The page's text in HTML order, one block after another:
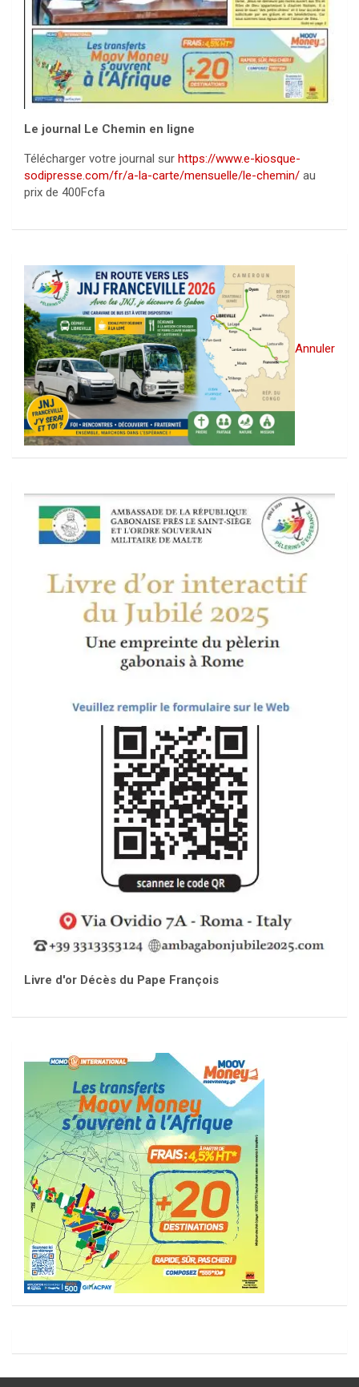
Le journal Le Chemin en ligne
Télécharger votre journal sur https://www.e-kiosque-
sodipresse.com/fr/a-la-carte/mensuelle/le-chemin/ au
prix de 400Fcfa
Annuler
Livre d'or Décès du Pape François